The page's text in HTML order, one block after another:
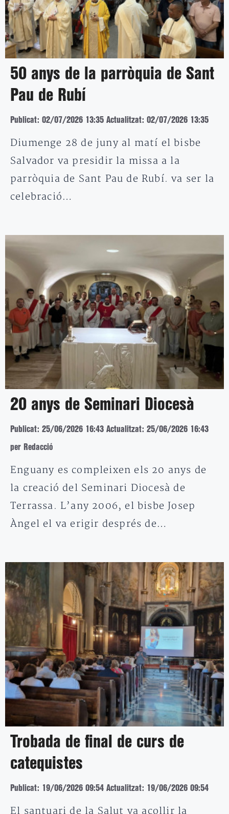
50 anys de la parròquia de Sant
Pau de Rubí
Publicat: 02/07/2026 13:35 Actualitzat: 02/07/2026 13:35
Diumenge 28 de juny al matí el bisbe
Salvador va presidir la missa a la
parròquia de Sant Pau de Rubí. va ser la
celebració…
20 anys de Seminari Diocesà
Publicat: 25/06/2026 16:43 Actualitzat: 25/06/2026 16:43
per Redacció
Enguany es compleixen els 20 anys de
la creació del Seminari Diocesà de
Terrassa. L’any 2006, el bisbe Josep
Àngel el va erigir després de…
Trobada de final de curs de
catequistes
Publicat: 19/06/2026 09:54 Actualitzat: 19/06/2026 09:54
El santuari de la Salut va acollir la